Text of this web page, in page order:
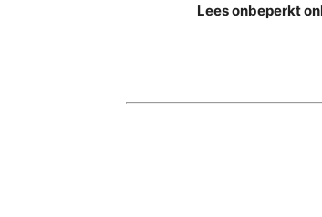
Lees onbeperkt